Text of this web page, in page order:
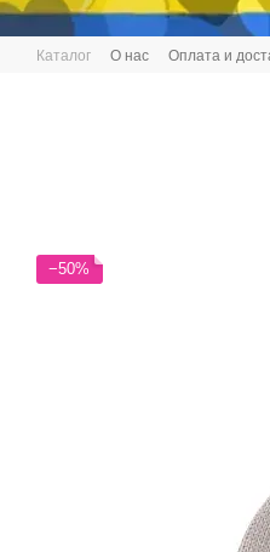
Перейти к основному контенту
Каталог О нас Оплата и
−50%